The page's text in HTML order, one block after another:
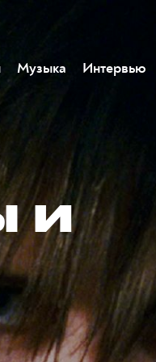
Музыка Интервью
и